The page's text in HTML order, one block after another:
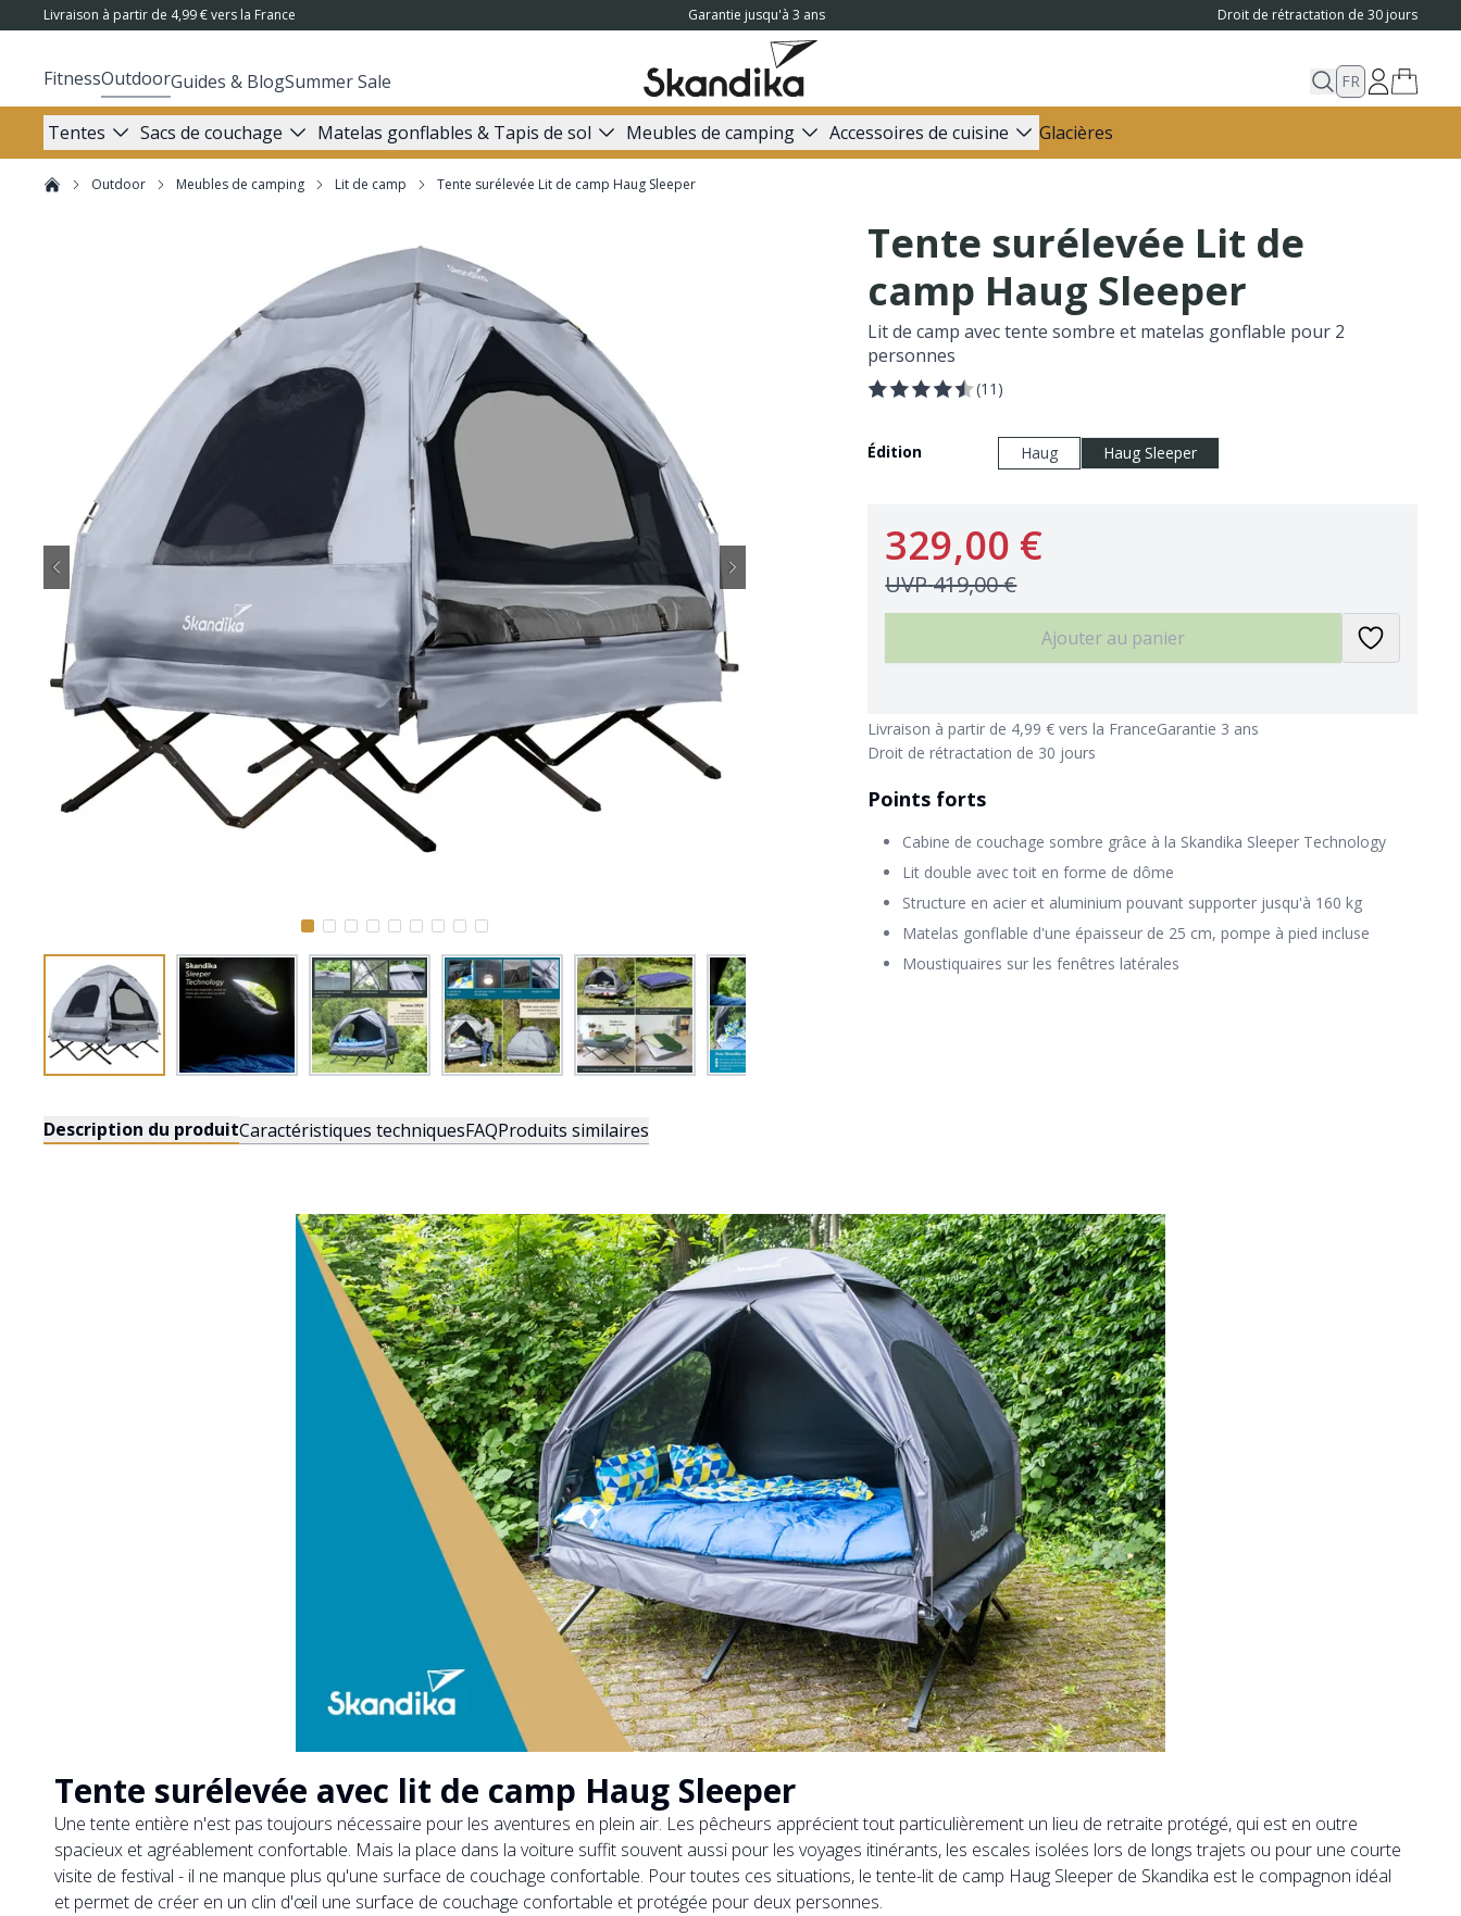
Livraison à partir de 4,99 € vers la France Garantie jusqu'à 3 ans Droit de rétractation de 30 jours
FitnessOutdoorGuides & BlogSummer Sale FR
Tentes Sacs de couchage Matelas gonflables & Tapis de sol Meubles de camping Accessoires de cuisine Glacières
Outdoor Meubles de camping Lit de camp Tente surélevée Lit de camp Haug Sleeper
Tente surélevée Lit de
camp Haug Sleeper
Lit de camp avec tente sombre et matelas gonflable pour 2
personnes
(11 )
Édition Haug Haug Sleeper
329,00 €
UVP419,00 €
Ajouter au panier
Livraison à partir de 4,99 € vers la FranceGarantie 3 ans
Droit de rétractation de 30 jours
Points forts
Cabine de couchage sombre grâce à la Skandika Sleeper Technology
Lit double avec toit en forme de dôme
Structure en acier et aluminium pouvant supporter jusqu'à 160 kg
Matelas gonflable d'une épaisseur de 25 cm, pompe à pied incluse
Moustiquaires sur les fenêtres latérales
Description du produitCaractéristiques techniquesFAQProduits similaires
Tente surélevée avec lit de camp Haug Sleeper
Une tente entière n'est pas toujours nécessaire pour les aventures en plein air. Les pêcheurs apprécient tout particulièrement un lieu de retraite protégé, qui est en outre
spacieux et agréablement confortable. Mais la place dans la voiture suffit souvent aussi pour les voyages itinérants, les escales isolées lors de longs trajets ou pour une courte
visite de festival - il ne manque plus qu'une surface de couchage confortable. Pour toutes ces situations, le tente-lit de camp Haug Sleeper de Skandika est le compagnon idéal
et permet de créer en un clin d'œil une surface de couchage confortable et protégée pour deux personnes.